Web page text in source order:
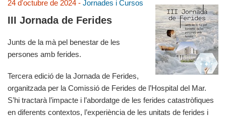
24 d'octubre de 2024 - Jornades i Cursos
III Jornada de Ferides
Junts de la mà pel benestar de les
persones amb ferides.
Tercera edició de la Jornada de Ferides,
organitzada per la Comissió de Ferides de l’Hospital del Mar.
S’hi tractarà l’impacte i l’abordatge de les ferides catastròfiques
en diferents contextos, l’experiència de les unitats de ferides i